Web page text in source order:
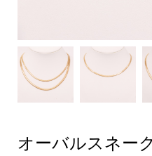
オーバルスネー